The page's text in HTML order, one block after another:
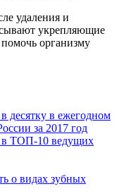
удаления и
укрепляющие
организму